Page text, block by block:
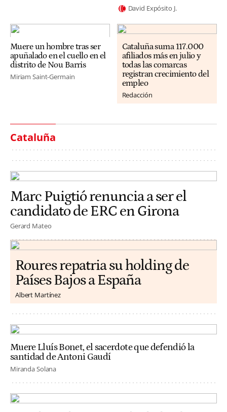
David Expósito J.
Muere un hombre tras ser
apuñalado en el cuello en el
distrito de Nou Barris
Miriam Saint-Germain
Cataluña suma 117.000
afiliados más en julio y
todas las comarcas
registran crecimiento del
empleo
Redacción
Cataluña
Marc Puigtió renuncia a ser el
candidato de ERC en Girona
Gerard Mateo
Roures repatria su holding de
Países Bajos a España
Albert Martínez
Muere Lluís Bonet, el sacerdote que defendió la
santidad de Antoni Gaudí
Miranda Solana